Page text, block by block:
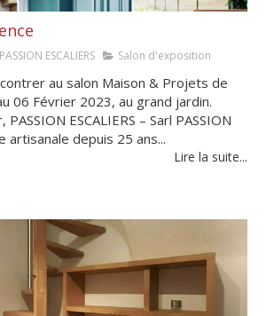
PASSION ESCALIERS Salon d'exposition
au salon Maison & Projets de
06 Février 2023, au grand jardin.
ESCALIERS – Sarl PASSION
artisanale depuis 25 ans...
Lire la suite...